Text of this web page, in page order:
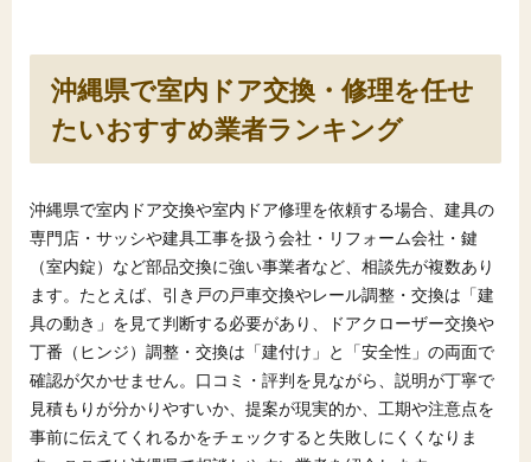
沖縄県で室内ドア交換・修理を任せ
たいおすすめ業者ランキング
沖縄県で室内ドア交換や室内ドア修理を依頼する場合、建具の
専門店・サッシや建具工事を扱う会社・リフォーム会社・鍵
（室内錠）など部品交換に強い事業者など、相談先が複数あり
ます。たとえば、引き戸の戸車交換やレール調整・交換は「建
具の動き」を見て判断する必要があり、ドアクローザー交換や
丁番（ヒンジ）調整・交換は「建付け」と「安全性」の両面で
確認が欠かせません。口コミ・評判を見ながら、説明が丁寧で
見積もりが分かりやすいか、提案が現実的か、工期や注意点を
事前に伝えてくれるかをチェックすると失敗しにくくなりま